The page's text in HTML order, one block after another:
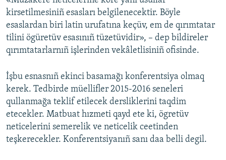
RFE/RS bütün saytları
kirsetilmesiniñ esasları belgilenecektir. Böyle
esaslardan biri latin urufatına keçüv, em de qırımtatar
tilini ögüretüv esasınıñ tüzetüvidir», – dep bildireler
qırımtatarlarnıñ işlerinden vekâletlisiniñ ofisinde.
İşbu esnasnıñ ekinci basamağı konferentsiya olmaq
kerek. Tedbirde müellifler 2015-2016 seneleri
qullanmağa teklif etilecek dersliklerini taqdim
etecekler. Matbuat hızmeti qayd ete ki, ögretüv
neticelerini semerelik ve neticelik ceetinden
teşkerecekler. Konferentsiyanıñ sanı daa belli degil.